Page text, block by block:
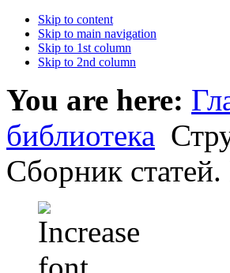
Skip to content
Skip to main navigation
Skip to 1st column
Skip to 2nd column
You are here:
библиотека
Сборник